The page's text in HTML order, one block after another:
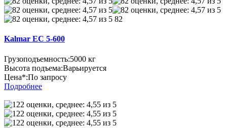
82
Kalmar EC 5-600
Грузоподъемность:5000 кг
Высота подъема:Варьируется
Цена*:По запросу
Подробнее